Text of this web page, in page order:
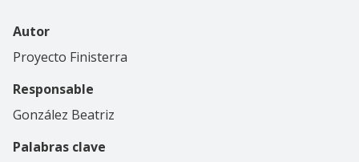
Autor
Proyecto Finisterra
Responsable
González Beatriz
Palabras clave